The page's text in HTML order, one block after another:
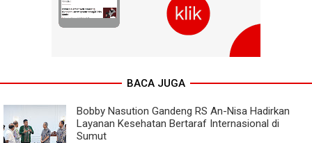
BACA JUGA
Bobby Nasution Gandeng RS An-Nisa Hadirkan
Layanan Kesehatan Bertaraf Internasional di
Sumut